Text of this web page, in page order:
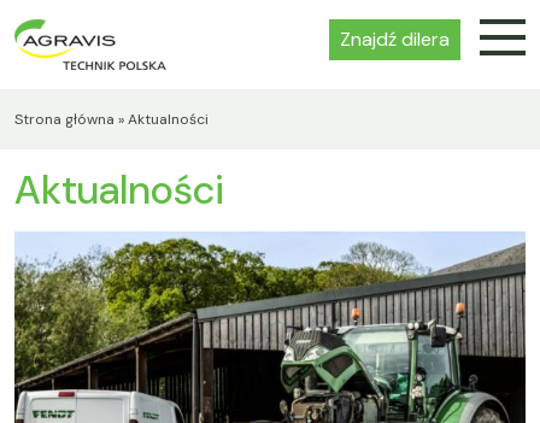
Znajdź dilera
Strona główna »Aktualności
Aktualności